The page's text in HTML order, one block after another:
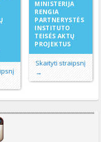
MINISTERIJA
RENGIA
PARTNERYSTĖS
INSTITUTO
TEISĖS AKTŲ
PROJEKTUS
Skaityti straipsnį
→